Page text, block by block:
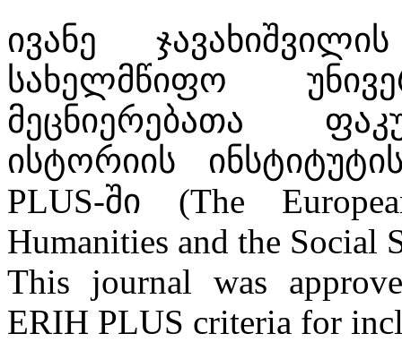
ივანე
სახელმწიფო
მეცნიერებათა
ისტორიის
PLUS-ში (The
Humanities and the Social
This journal was
ERIH PLUS criteria for